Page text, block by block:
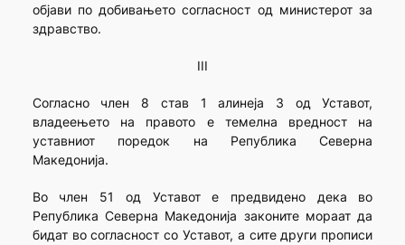
објави по добивањето согласност од министерот за
здравство.
III
Согласно член 8 став 1 алинеја 3 од Уставот,
владеењето на правото е темелна вредност на
уставниот поредок на Република Северна
Македонија.
Во член 51 од Уставот е предвидено дека во
Република Северна Македонија законите мораат да
бидат во согласност со Уставот, а сите други прописи